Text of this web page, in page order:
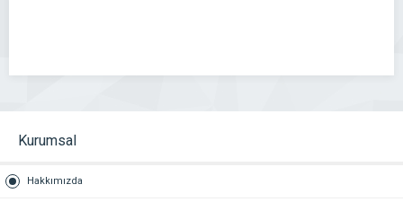
Kurumsal
Hakkımızda